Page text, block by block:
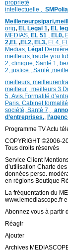
proprieté
intellectuelle ,
Meilleneurpsipari,
orig, EL Legal 1, EL
MEDIAS, EL 51 , EL0,
2,EL ,EL2, EL3, EL4,
Medias, Légal
meilleurs,fraude you
2, clinique, Santé 1,
2, justice , Santé ,
meilleurs,
meilleur , meilleurs 3,
5, Avis,Formalité
Paris, Cabinet
société, Santé 7, ,
d’entreprises,,
Programme TV Actu
COPYRIGHT ©2006-
Tous droits réservés
Service Client
d’utilisation Charte
données perso.
en régions Boutique
La fréquentation du
www.lemediascope.fr
Abonnez vous à partir
Réagir
Ajouter
Archives